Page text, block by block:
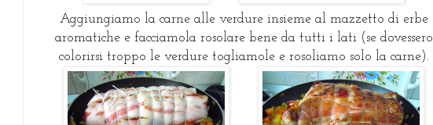
Aggiungiamo la carne alle verdure insieme al mazzetto di erbe
aromatiche e facciamola rosolare bene da tutti i lati (se dovessero
colorirsi troppo le verdure togliamole e rosoliamo solo la carne).